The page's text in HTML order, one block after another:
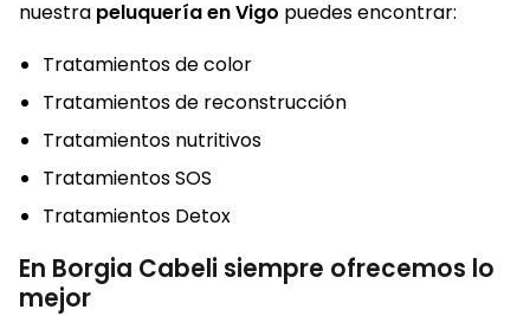
nuestra peluquería en Vigo puedes encontrar:
Tratamientos de color
Tratamientos de reconstrucción
Tratamientos nutritivos
Tratamientos SOS
Tratamientos Detox
En Borgia Cabeli siempre ofrecemos lo
mejor